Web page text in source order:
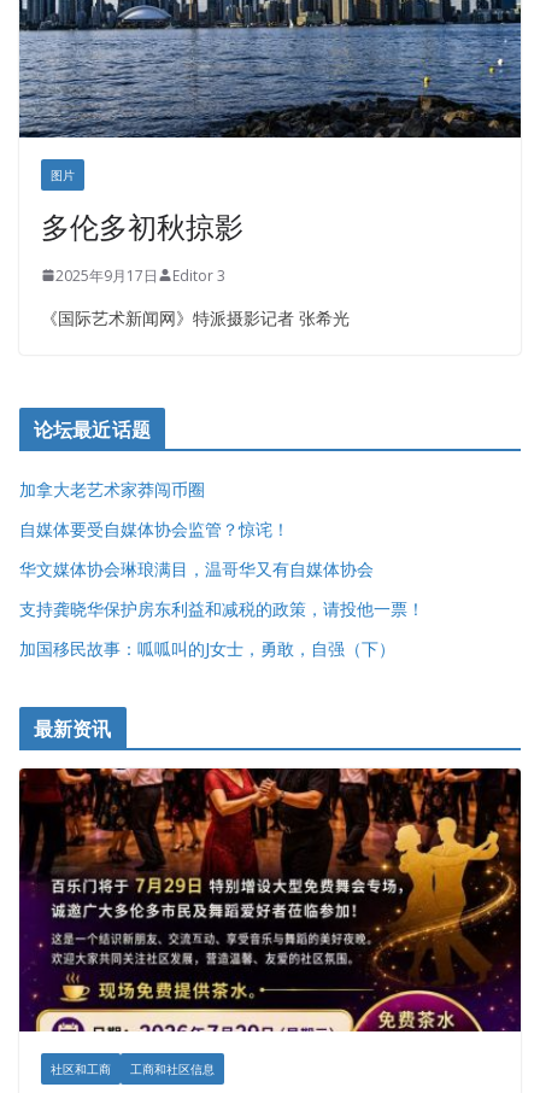
图片
多伦多初秋掠影
2025年9月17日 Editor 3
《国际艺术新闻网》特派摄影记者 张希光
论坛最近话题
加拿大老艺术家莽闯币圈
自媒体要受自媒体协会监管？惊诧！
华文媒体协会琳琅满目，温哥华又有自媒体协会
支持龚晓华保护房东利益和减税的政策，请投他一票！
加国移民故事：呱呱叫的J女士，勇敢，自强（下）
最新资讯
社区和工商 工商和社区信息